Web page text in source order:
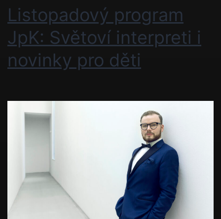
Listopadový program
JpK: Světoví interpreti i
novinky pro děti